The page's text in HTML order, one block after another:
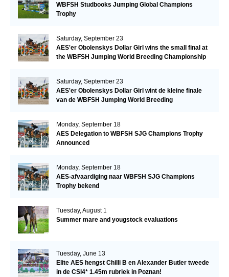
WBFSH Studbooks Jumping Global Champions
Trophy
Saturday, September 23
AES'er Obolenskys Dollar Girl wins the small final at
the WBFSH Jumping World Breeding Championship
Saturday, September 23
AES'er Obolenskys Dollar Girl wint de kleine finale
van de WBFSH Jumping World Breeding
Monday, September 18
AES Delegation to WBFSH SJG Champions Trophy
Announced
Monday, September 18
AES-afvaardiging naar WBFSH SJG Champions
Trophy bekend
Tuesday, August 1
Summer mare and yougstock evaluations
Tuesday, June 13
Elite AES hengst Chilli B en Alexander Butler tweede
in de CSI4* 1.45m rubriek in Poznan!